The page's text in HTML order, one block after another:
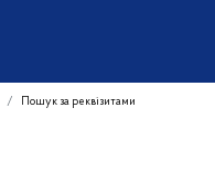
Пошук за реквізитами